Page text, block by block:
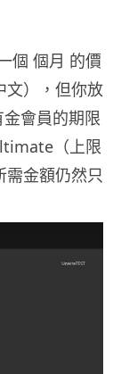
個 個月 的價
文），但你放
會員的期限
（上限
需金額仍然只